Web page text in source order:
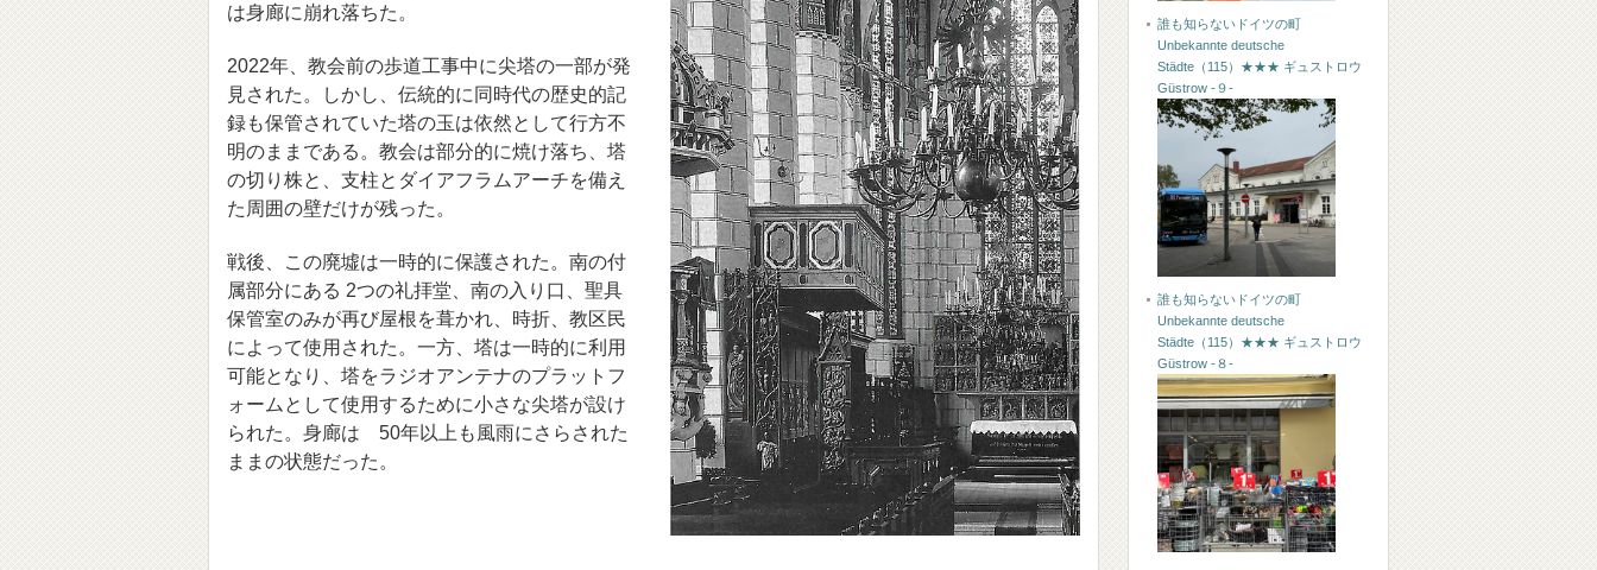
は身廊に崩れ落ちた。
2022年、教会前の歩道工事中に尖塔の一部が発
見された。しかし、伝統的に同時代の歴史的記
録も保管されていた塔の玉は依然として行方不
明のままである。教会は部分的に焼け落ち、塔
の切り株と、支柱とダイアフラムアーチを備え
た周囲の壁だけが残った。
戦後、この廃墟は一時的に保護された。南の付
属部分にある 2つの礼拝堂、南の入り口、聖具
保管室のみが再び屋根を葺かれ、時折、教区民
によって使用された。一方、塔は一時的に利用
可能となり、塔をラジオアンテナのプラットフ
ォームとして使用するために小さな尖塔が設け
られた。身廊は 50年以上も風雨にさらされた
ままの状態だった。
誰も知らないドイツの町
Unbekannte deutsche
Städte（115）★★★ ギュストロウ
Güstrow -９-
誰も知らないドイツの町
Unbekannte deutsche
Städte（115）★★★ ギュストロウ
Güstrow -８-